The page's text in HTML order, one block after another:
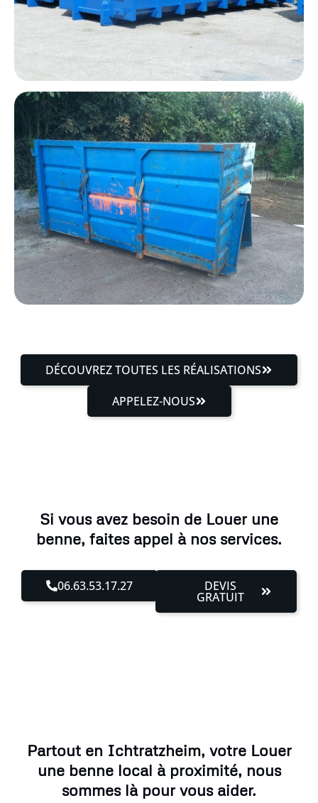
DÉCOUVREZ TOUTES LES RÉALISATIONS
APPELEZ-NOUS
Si vous avez besoin de Louer une
benne, faites appel à nos services.
06.63.53.17.27 DEVIS
GRATUIT
Partout en Ichtratzheim, votre Louer
une benne local à proximité, nous
sommes là pour vous aider.